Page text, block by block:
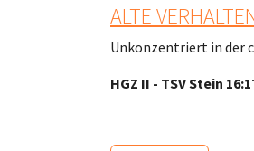
ALTE
Unkonzentriert in der
HGZ II - TSV Stein